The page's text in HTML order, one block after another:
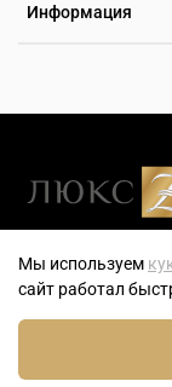
Информация
Люксзон —
Тайм —
Мы используем
сайт работал